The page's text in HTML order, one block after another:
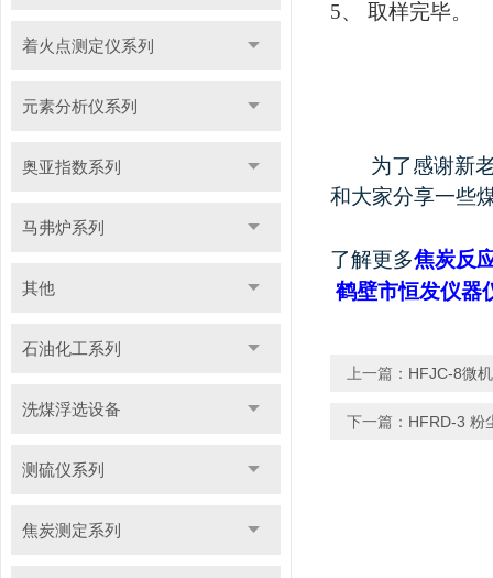
着火点测定仪系列
元素分析仪系列
奥亚指数系列
马弗炉系列
其他
石油化工系列
洗煤浮选设备
测硫仪系列
焦炭测定系列
5、 取样完毕。
为了感谢新
和大家分享一些
了解更多焦炭反
鹤壁市恒发仪器
上一篇： HFJC-8微
下一篇： HFRD-3 粉